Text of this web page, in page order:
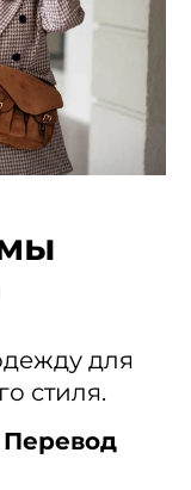
для
стиля.